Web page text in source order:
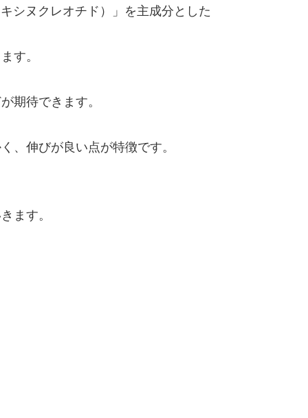
シヌクレオチド）」を主成分とした
す。
期待できます。
、伸びが良い点が特徴です。
ます。